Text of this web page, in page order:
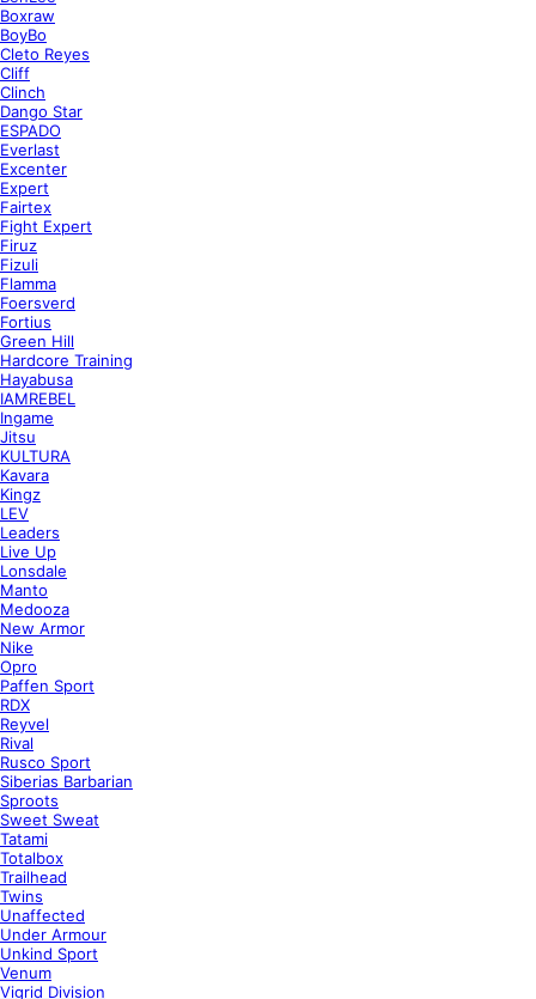
Boxraw
BoyBo
Cleto Reyes
Cliff
Clinch
Dango Star
ESPADO
Everlast
Excenter
Expert
Fairtex
Fight Expert
Firuz
Fizuli
Flamma
Foersverd
Fortius
Green Hill
Hardcore Training
Hayabusa
IAMREBEL
Ingame
Jitsu
KULTURA
Kavara
Kingz
LEV
Leaders
Live Up
Lonsdale
Manto
Medooza
New Armor
Nike
Opro
Paffen Sport
RDX
Reyvel
Rival
Rusco Sport
Siberias Barbarian
Sproots
Sweet Sweat
Tatami
Totalbox
Trailhead
Twins
Unaffected
Under Armour
Unkind Sport
Venum
Vigrid Division